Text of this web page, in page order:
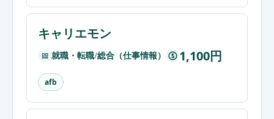
キャリエモン
就職・転職/総合（仕事情報） $ 1,100円
afb